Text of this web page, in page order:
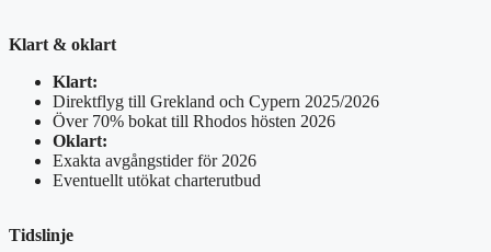
Klart & oklart
Klart:
Direktflyg till Grekland och Cypern 2025/2026
Över 70% bokat till Rhodos hösten 2026
Oklart:
Exakta avgångstider för 2026
Eventuellt utökat charterutbud
Tidslinje